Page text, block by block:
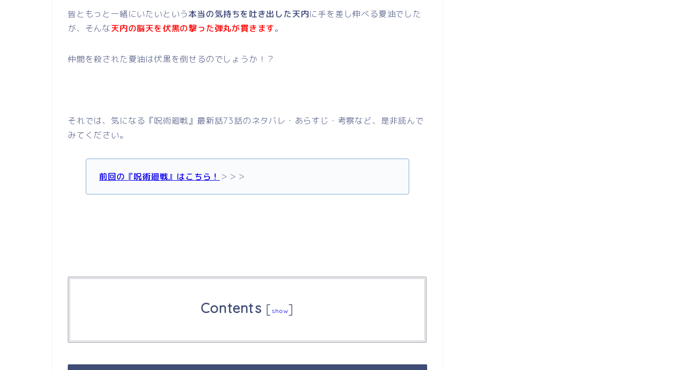
皆ともっと一緒にいたいという本当の気持ちを吐き出した天内に手を差し伸べる夏油でした
が、そんな天内の脳天を伏黒の撃った弾丸が貫きます。
仲間を殺された夏油は伏黒を倒せるのでしょうか！？
それでは、気になる『呪術廻戦』最新話73話のネタバレ・あらすじ・考察など、是非読んで
みてください。
前回の『呪術廻戦』はこちら！ ＞＞＞
Contents [ show]